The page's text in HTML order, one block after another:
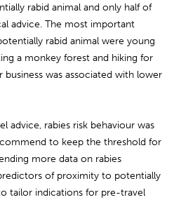
rabid animal and only half of
advice. The most important
rabid animal were young
a monkey forest and hiking for
was associated with lower
advice, rabies risk behaviour was
to keep the threshold for
more data on rabies
of proximity to potentially
tailor indications for pre-travel